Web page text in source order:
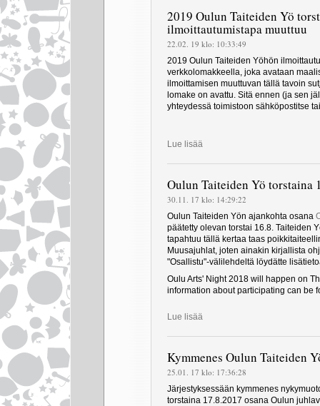
2019 Oulun Taiteiden Yö
ilmoittautumistapa muuttuu
22.02. 19 klo: 10:33:49
2019 Oulun Taiteiden Yöhön
verkkolomakkeella, joka avataan
ilmoittamisen muuttuvan tällä tavoin
lomake on avattu. Sitä ennen (ja sen
yhteydessä toimistoon sähköpostitse
Lue lisää
Oulun Taiteiden Yö torstaina
30.11. 17 klo: 14:29:22
Oulun Taiteiden Yön ajankohta osana
päätetty olevan torstai 16.8. Taiteiden
tapahtuu tällä kertaa taas
Muusajuhlat, joten ainakin kirjallista
"Osallistu"-välilehdeltä löydätte
Oulu Arts' Night 2018 will happen on
information about participating can be
Lue lisää
Kymmenes Oulun Taiteiden
25.01. 17 klo: 17:36:28
Järjestyksessään kymmenes
torstaina 17.8.2017 osana Oulun